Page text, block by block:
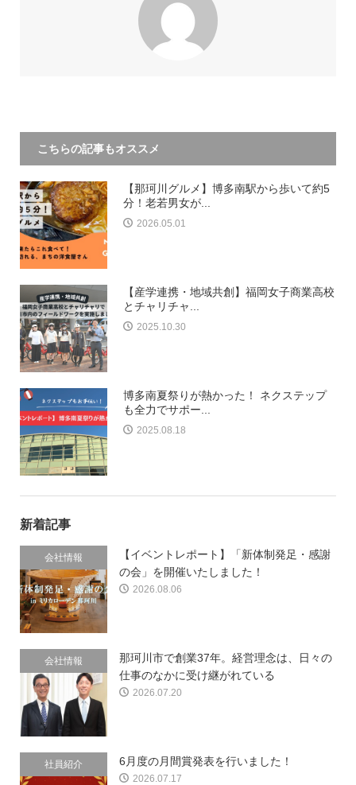
こちらの記事もオススメ
【那珂川グルメ】博多南駅から歩いて約5
分！老若男女が...
2026.05.01
【産学連携・地域共創】福岡女子商業高校
とチャリチャ...
2025.10.30
博多南夏祭りが熱かった！ ネクステップ
も全力でサポー...
2025.08.18
新着記事
会社情報
【イベントレポート】「新体制発足・感謝
の会」を開催いたしました！
2026.08.06
会社情報
那珂川市で創業37年。経営理念は、日々の
仕事のなかに受け継がれている
2026.07.20
社員紹介 6月度の月間賞発表を行いました！
2026.07.17